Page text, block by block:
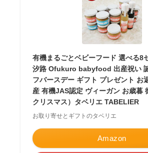
有機まるごとベビーフード 選べる8
汐路 Ofukuro babyfood 出産祝い
フバースデー ギフト プレゼント お
産 有機JAS認定 ヴィーガン お歳暮
クリスマス）タベリエ TABELIER
お取り寄せとギフトのタベリエ
Amazon